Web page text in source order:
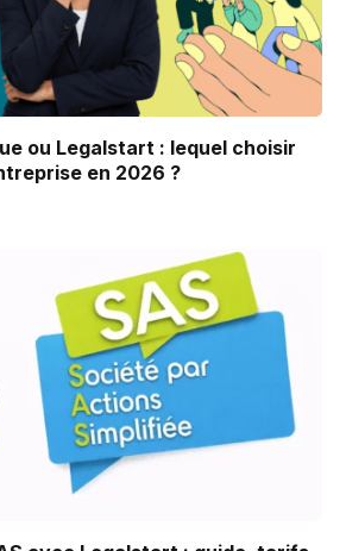
ou Legalstart : lequel choisir
en 2026 ?